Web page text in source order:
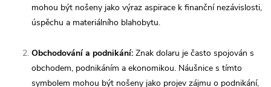
mohou být nošeny jako výraz aspirace k finanční nezávislosti,
úspěchu a materiálního blahobytu.
Obchodování a podnikání: Znak dolaru je často spojován s
obchodem, podnikáním a ekonomikou. Náušnice s tímto
symbolem mohou být nošeny jako projev zájmu o podnikání,